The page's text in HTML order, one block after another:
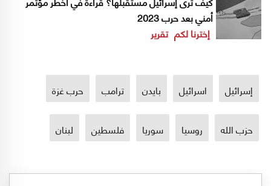
أمني بعد حرب 2023
إخترنا لكم تقرير
إسرائيل اسرائيل بايدن ترامب حرب غزة
حزب الله روسيا سوريا فلسطين لبنان